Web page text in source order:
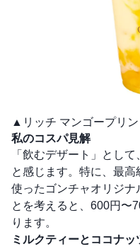
▲リッチ マンゴープリ
私のコスパ見解
「飲むデザート」とし
と感じます。特に、最
使ったゴンチャオリジナ
とを考えると、600円〜
ります。
ミルクティーとココナ